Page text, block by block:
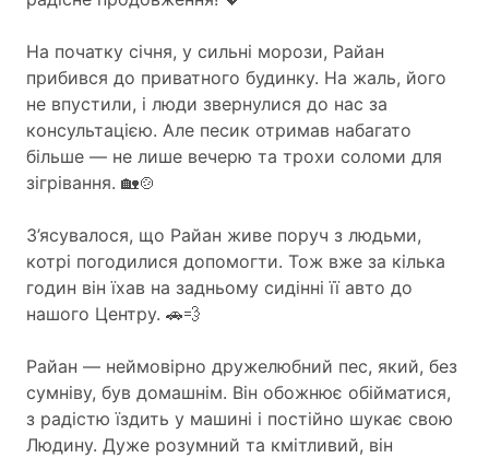
На початку січня, у сильні морози, Райан
прибився до приватного будинку. На жаль, його
не впустили, і люди звернулися до нас за
консультацією. Але песик отримав набагато
більше — не лише вечерю та трохи соломи для
зігрівання. 🏡🍲
З’ясувалося, що Райан живе поруч з людьми,
котрі погодилися допомогти. Тож вже за кілька
годин він їхав на задньому сидінні її авто до
нашого Центру. 🚗💨
Райан — неймовірно дружелюбний пес, який, без
сумніву, був домашнім. Він обожнює обійматися,
з радістю їздить у машині і постійно шукає свою
Людину. Дуже розумний та кмітливий, він